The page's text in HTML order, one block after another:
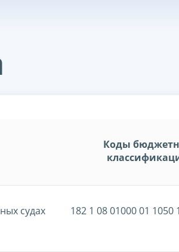
Коды
судах
182 1 08 01000 01 1050